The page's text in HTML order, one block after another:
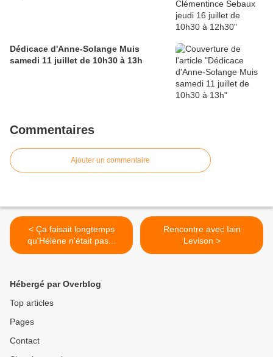
Dédicace d'Anne-Solange Muis
samedi 11 juillet de 10h30 à 13h
Commentaires
Ajouter un commentaire
< Ça faisait longtemps
qu'Hélène n'était pas...
Rencontre avec Iain
Levison >
Hébergé par Overblog
Top articles
Pages
Contact